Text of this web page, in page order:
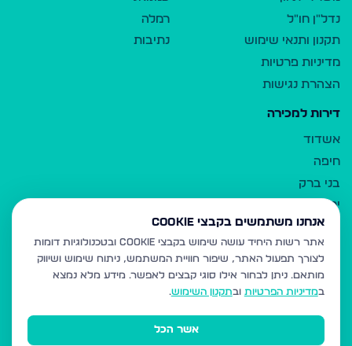
נדל"ן חו"ל
תקנון ותנאי שימוש
מדיניות פרטיות
הצהרת נגישות
רמלה
נתיבות
דירות למכירה
אשדוד
חיפה
בני ברק
ירושלים
אלעד
גבעת זאב
בית שמש
רכסים
מודיעין עילית
אנחנו משתמשים בקבצי Cookie
אתר רשות היחיד עושה שימוש בקבצי Cookie ובטכנולוגיות דומות
לצורך תפעול האתר, שיפור חוויית המשתמש, ניתוח שימוש ושיווק
מותאם. ניתן לבחור אילו סוגי קבצים לאפשר. מידע מלא נמצא
במדיניות הפרטיות ובתקנון השימוש.
אשר הכל